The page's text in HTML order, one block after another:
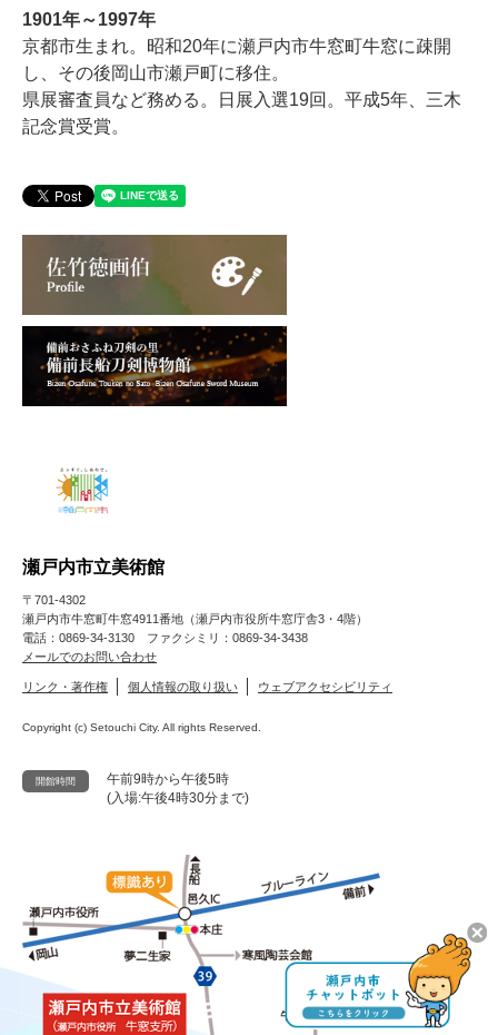
1901年～1997年
京都市生まれ。昭和20年に瀬戸内市牛窓町牛窓に疎開
し、その後岡山市瀬戸町に移住。
県展審査員など務める。日展入選19回。平成5年、三木
記念賞受賞。
瀬戸内市立美術館
〒701-4302
瀬戸内市牛窓町牛窓4911番地（瀬戸内市役所牛窓庁舎3・4階）
電話：0869-34-3130 ファクシミリ：0869-34-3438
メールでのお問い合わせ
リンク・著作権 個人情報の取り扱い ウェブアクセシビリティ
Copyright (c) Setouchi City. All rights Reserved.
開館時間
午前9時から午後5時
(入場:午後4時30分まで)